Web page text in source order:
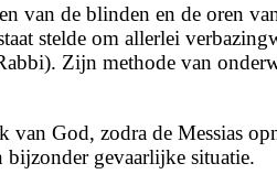
van de blinden en de oren
stelde om allerlei
Zijn methode van
God, zodra de Messias
bijzonder gevaarlijke situatie.